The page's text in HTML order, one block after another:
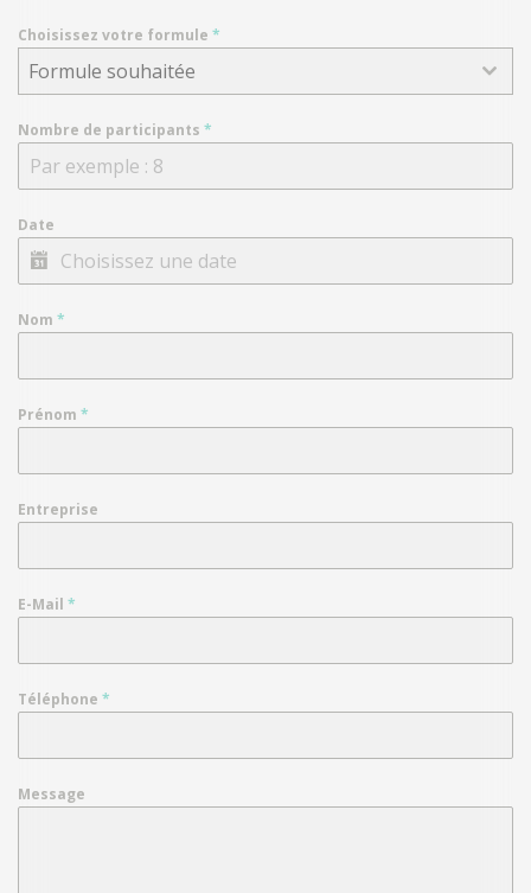
Choisissez votre formule *
Formule souhaitée
Nombre de participants *
Date
Nom *
Prénom *
Entreprise
E-Mail *
Téléphone *
Message